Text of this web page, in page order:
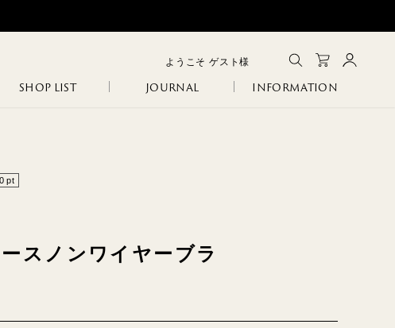
ようこそ ゲスト様
SHOP LIST JOURNAL INFORMATION
TANGA
MARIA
FLOR
BLANCO COLINA
pt
スノンワイヤーブラ